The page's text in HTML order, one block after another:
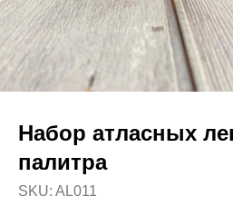
Набор атласных
палитра
SKU: AL011